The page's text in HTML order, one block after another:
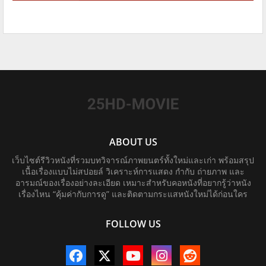
ABOUT US
เว็บไซต์รีวิวหนังที่รวมบทวิจารณ์ภาพยนตร์ทั้งใหม่และเก่า พร้อมสรุป
เนื้อเรื่องแบบไม่สปอยล์ วิเคราะห์การแสดง กำกับ ถ่ายภาพ และ
อารมณ์ของเรื่องอย่างละเอียด เหมาะสำหรับคอหนังที่อยากรู้ว่าหนัง
เรื่องไหน “คุ้มค่ากับการดู” และติดตามกระแสหนังใหม่ได้ก่อนใคร
FOLLOW US